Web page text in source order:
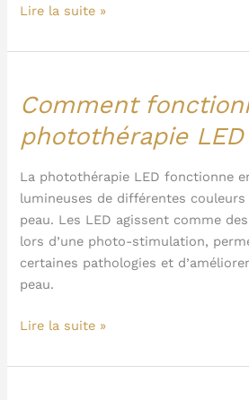
Lire la suite »
Comment
photothérapie LED
La photothérapie LED fonctionne
lumineuses de différentes
peau. Les LED agissent comme
lors d’une photo-stimulation,
certaines pathologies et
peau.
Comment
la
LED
?
Lire la suite »